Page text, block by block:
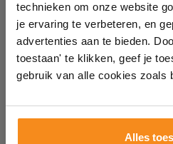
technieken om onze website
je ervaring te verbeteren, en
advertenties aan te bieden.
toestaan' te klikken, geef je
gebruik van alle cookies zoals
Alles
Wij geloven in de kracht
badkamer op Instagram
badkamerstijlen.
Laat je inspireren door
badkameropstellingen – van
ervaren adviseurs helpen je
tegels & sanitair direct uit
op eigen